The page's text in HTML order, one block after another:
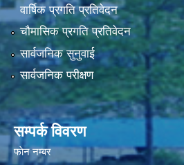
वार्षिक प्रगति प्रतिवेदन
चौमासिक प्रगति प्रतिवेदन
सार्वजनिक सुनुवाई
सार्वजनिक परीक्षण
सम्पर्क विवरण
फाेन न‌‍‍‍‌‌म्बर